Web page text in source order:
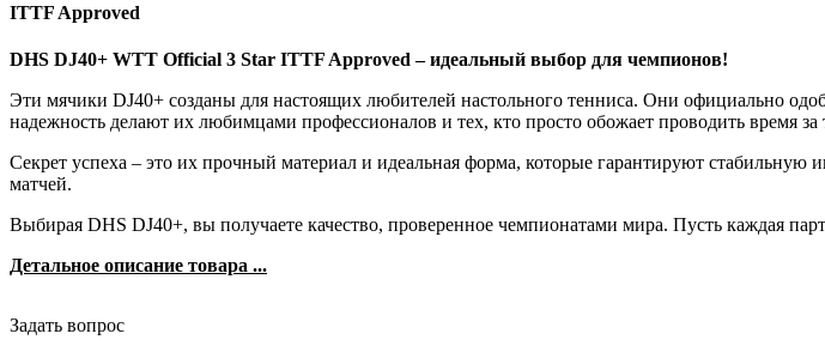
ITTF Approved
DHS DJ40+ WTT Official 3 Star ITTF Approved – идеальный выбор для чемпионов!
Эти мячики DJ40+ созданы для настоящих любителей настольного тенниса. Они официально
надежность делают их любимцами профессионалов и тех, кто просто обожает проводить время
Секрет успеха – это их прочный материал и идеальная форма, которые гарантируют
матчей.
Выбирая DHS DJ40+, вы получаете качество, проверенное чемпионатами мира. Пусть каждая
Детальное описание товара ...
Задать вопрос